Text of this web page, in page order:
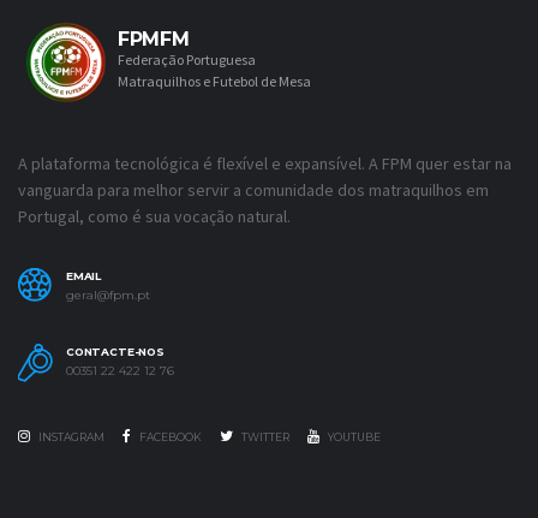
FPMFM
Federação Portuguesa
Matraquilhos e Futebol de Mesa
A plataforma tecnológica é flexível e expansível. A FPM quer estar na
vanguarda para melhor servir a comunidade dos matraquilhos em
Portugal, como é sua vocação natural.
EMAIL
geral@fpm.pt
CONTACTE-NOS
00351 22 422 12 76
INSTAGRAM FACEBOOK TWITTER YOUTUBE